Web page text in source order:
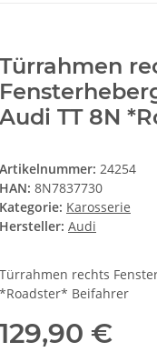
Türrahmen
Audi TT 8N
Artikelnummer: 24254
HAN: 8N7837730
Kategorie: Karosserie
Hersteller: Audi
Türrahmen rechts
*Roadster* Beifahrer
129,90 €